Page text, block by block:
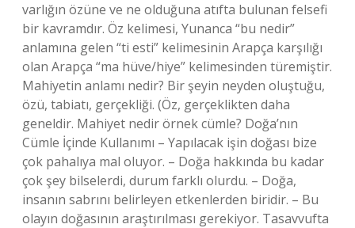
varlığın özüne ve ne olduğuna atıfta bulunan felsefi
bir kavramdır. Öz kelimesi, Yunanca “bu nedir”
anlamına gelen “ti esti” kelimesinin Arapça karşılığı
olan Arapça “ma hüve/hiye” kelimesinden türemiştir.
Mahiyetin anlamı nedir? Bir şeyin neyden oluştuğu,
özü, tabiatı, gerçekliği. (Öz, gerçeklikten daha
geneldir. Mahiyet nedir örnek cümle? Doğa’nın
Cümle İçinde Kullanımı – Yapılacak işin doğası bize
çok pahalıya mal oluyor. – Doğa hakkında bu kadar
çok şey bilselerdi, durum farklı olurdu. – Doğa,
insanın sabrını belirleyen etkenlerden biridir. – Bu
olayın doğasının araştırılması gerekiyor. Tasavvufta